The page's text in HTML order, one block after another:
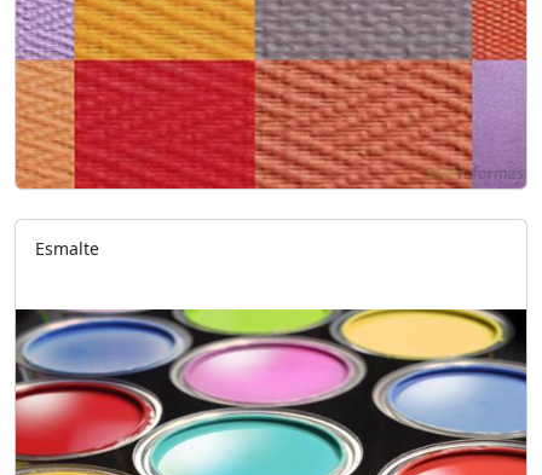
Esmalte